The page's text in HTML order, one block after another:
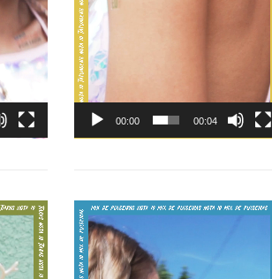
00:00 00:04
Tocador
de
vídeo